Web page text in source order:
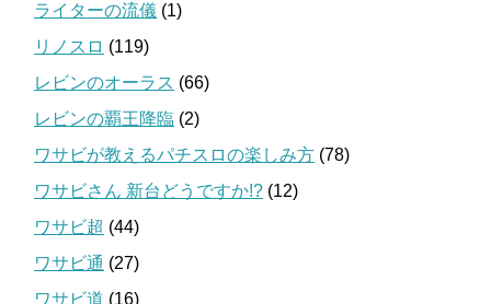
ライターの流儀 (1)
リノスロ (119)
レビンのオーラス (66)
レビンの覇王降臨 (2)
ワサビが教えるパチスロの楽しみ方 (78)
ワサビさん 新台どうですか!? (12)
ワサビ超 (44)
ワサビ通 (27)
ワサビ道 (16)